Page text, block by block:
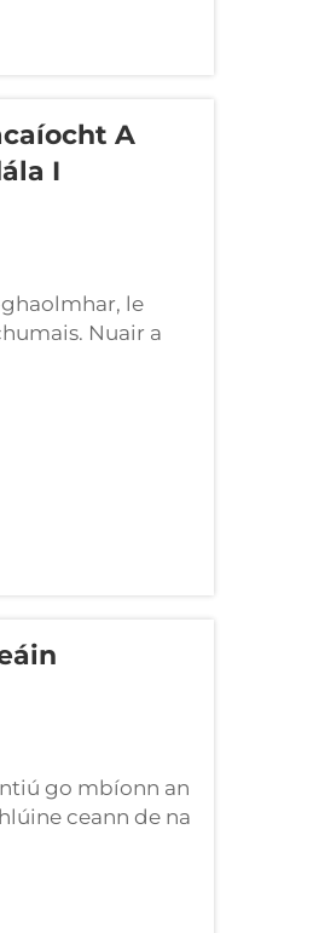
seo
A
I
le
Nuair a
bheidh ann ó
go mbíonn an
ceann de na
— sa phróiseas